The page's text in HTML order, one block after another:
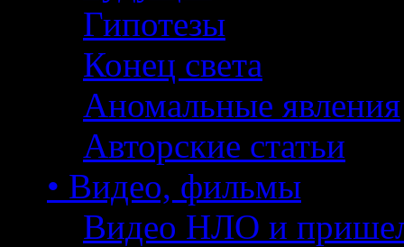
Гипотезы
Конец света
Аномальные явления
Авторские статьи
• Видео, фильмы
Видео НЛО и